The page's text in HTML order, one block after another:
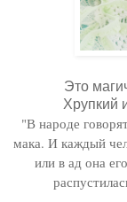
Это
Хрупкий
"В народе
мака. И каждый
или в ад она